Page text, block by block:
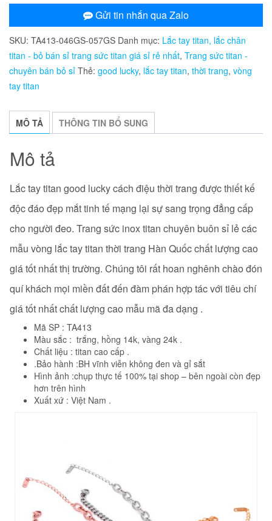
good
lucky
cách
điệu
thời
số
lượng
Gửi tin nhắn qua Zalo
SKU: TA413-046GS-057GS Danh mục: Lắc tay titan, lắc chân
titan - bỏ bán sỉ trang sức titan giá sỉ rẻ nhất, Trang sức titan -
chuyên bán bỏ sỉ Thẻ: good lucky, lắc tay titan, thời trang, vòng
tay titan
MÔ TẢ THÔNG TIN BỔ SUNG
Mô tả
Lắc tay titan good lucky cách điệu thời trang được thiết kế
độc đáo đẹp mắt tinh tế mạng lại sự sang trọng đẳng cấp
cho người đeo. Trang sức inox titan chuyên buôn sỉ lẻ các
mẫu vòng lắc tay titan thời trang Hàn Quốcchất lượng cao
giá tốt nhất thị trường. Chúng tôi rất hoan nghênh chào đón
quí khách mọi miền đất đến đàm phán hợp tác với tiêu chí
giá tốt nhất chất lượng cao mẫu mã đa dạng .
Mã SP : TA413
Màu sắc : trắng, hồng 14k, vàng 24k .
Chất liệu : titan cao cấp .
.Bảo hành :BH vĩnh viễn không đen và gỉ sắt
Hình ảnh :chụp thực tế 100% tại shop – bên ngoài còn đẹp
hơn trên hình
Xuất xứ : Việt Nam .